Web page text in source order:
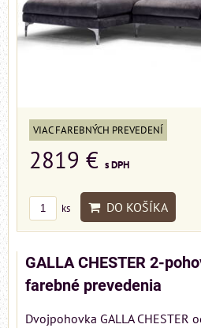
VIAC FAREBNÝCH PREVEDENÍ
2819 € s DPH
ks DO KOŠÍKA
GALLA CHESTER 2-
farebné prevedenia
Dvojpohovka GALLA CHESTER